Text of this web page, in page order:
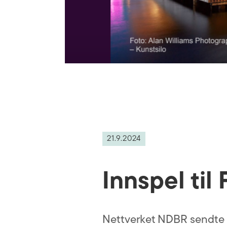
21.9.2024
Innspel til
Nettverket NDBR